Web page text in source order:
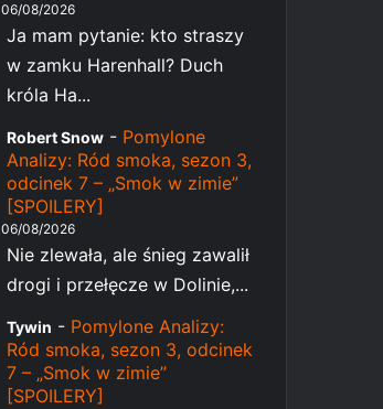
06/08/2026
Ja mam pytanie: kto straszy
w zamku Harenhall? Duch
króla Ha...
Robert Snow - Pomylone
Analizy: Ród smoka, sezon 3,
odcinek 7 – „Smok w zimie”
[SPOILERY]
06/08/2026
Nie zlewała, ale śnieg zawalił
drogi i przełęcze w Dolinie,...
Tywin - Pomylone Analizy:
Ród smoka, sezon 3, odcinek
7 – „Smok w zimie”
[SPOILERY]